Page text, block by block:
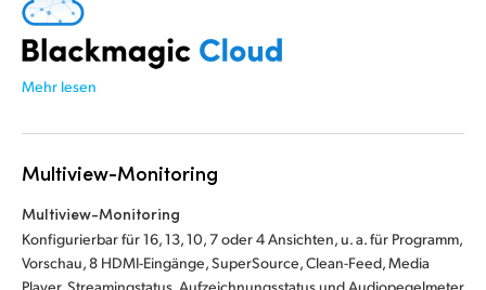
Mehr lesen
Multiview-Monitoring
Multiview-Monitoring
Konfigurierbar für 16, 13, 10, 7 oder 4 Ansichten, u. a. für Programm,
Vorschau, 8 HDMI-Eingänge, SuperSource, Clean-Feed, Media
Player, Streamingstatus, Aufzeichnungsstatus und Audiopegelmeter